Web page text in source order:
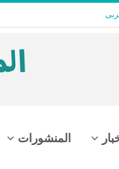
المنشورات